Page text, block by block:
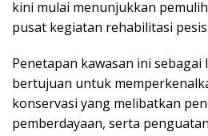
kini mulai menunjukkan
pusat kegiatan rehabilitasi
Penetapan kawasan ini
bertujuan untuk
konservasi yang melibatkan
pemberdayaan, serta